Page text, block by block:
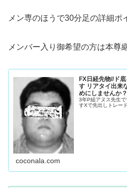
メン専のほうで30分足の詳細ポ
メンバー入り御希望の方は本尊
FX日経先物//ド
す リアタイ出来
めにしませんか
3年P組アヌス先生
すXで先出しトレー
coconala.com